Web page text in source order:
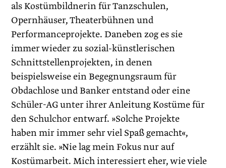
als Kostümbildnerin für Tanzschulen,
Opernhäuser, Theaterbühnen und
Performanceprojekte. Daneben zog es sie
immer wieder zu sozial-künstlerischen
Schnittstellenprojekten, in denen
beispielsweise ein Begegnungsraum für
Obdachlose und Banker entstand oder eine
Schüler-AG unter ihrer Anleitung Kostüme für
den Schulchor entwarf. »Solche Projekte
haben mir immer sehr viel Spaß gemacht«,
erzählt sie. »Nie lag mein Fokus nur auf
Kostümarbeit. Mich interessiert eher, wie viele